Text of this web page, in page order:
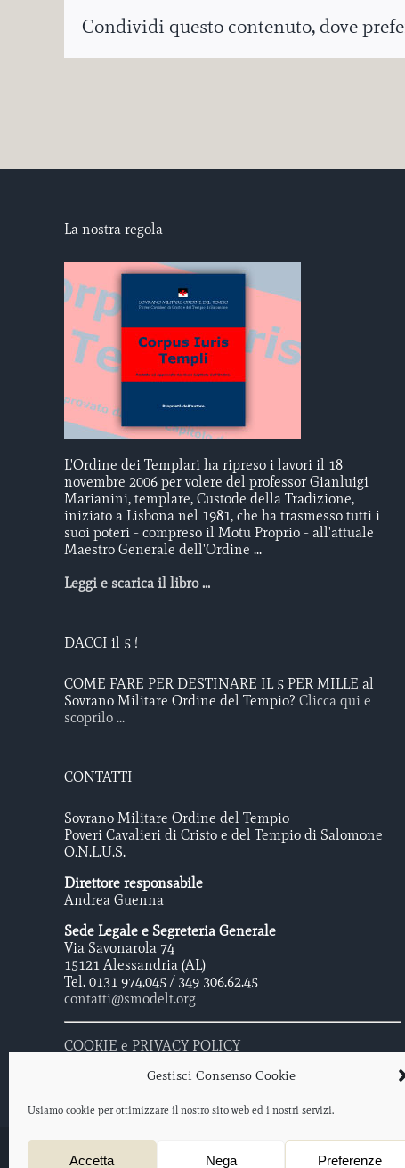
Gestisci Consenso Cookie
Usiamo cookie per ottimizzare il nostro sito web ed i nostri servizi.
Accetta Nega Preferenze
Condividi questo contenuto, dove
La nostra regola
L'Ordine dei Templari ha ripreso i lavori il 18
novembre 2006 per volere del professor Gianluigi
Marianini, templare, Custode della Tradizione,
iniziato a Lisbona nel 1981, che ha trasmesso tutti i
suoi poteri - compreso il Motu Proprio - all'attuale
Maestro Generale dell'Ordine ...
Leggi e scarica il libro ...
DACCI il 5 !
COME FARE PER DESTINARE IL 5 PER MILLE al
Sovrano Militare Ordine del Tempio? Clicca qui e
scoprilo ...
CONTATTI
Sovrano Militare Ordine del Tempio
Poveri Cavalieri di Cristo e del Tempio di Salomone
O.N.L.U.S.
Direttore responsabile
Andrea Guenna
Sede Legale e Segreteria Generale
Via Savonarola 74
15121 Alessandria (AL)
Tel. 0131 974.045 / 349 306.62.45
contatti@smodelt.org
COOKIE e PRIVACY POLICY
Sovrano Militare Ordine Del Tempio - Poveri Cavalieri di Cristo e